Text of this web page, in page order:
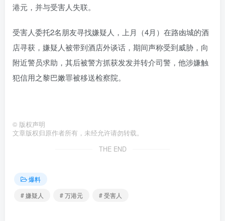
港元，并与受害人失联。
受害人委托2名朋友寻找嫌疑人，上月（4月）在路凼城的酒
店寻获，嫌疑人被带到酒店外谈话，期间声称受到威胁，向
附近警员求助，其后被警方抓获发发并转介司警，他涉嫌触
犯信用之黎巴嫩罪被移送检察院。
© 版权声明
文章版权归原作者所有，未经允许请勿转载。
THE END
爆料
# 嫌疑人
# 万港元 # 受害人